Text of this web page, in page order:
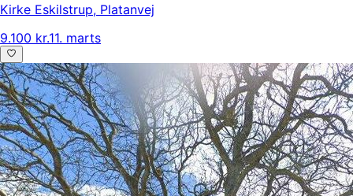
Kirke Eskilstrup, Platanvej
9.100 kr.11. marts